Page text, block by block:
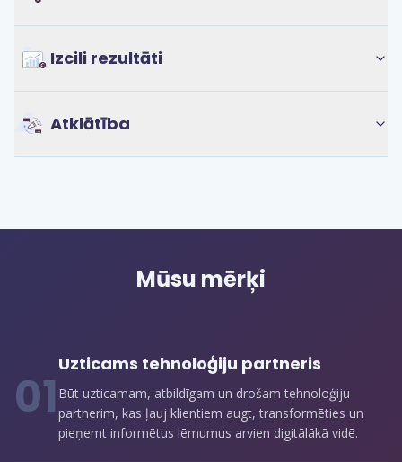
Izcili rezultāti
Atklātība
Mūsu mērķi
01
Uzticams tehnoloģiju partneris
Būt uzticamam, atbildīgam un drošam tehnoloģiju
partnerim, kas ļauj klientiem augt, transformēties un
pieņemt informētus lēmumus arvien digitālākā vidē.